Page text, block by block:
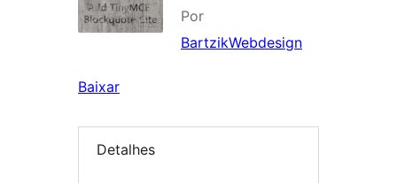
Por
BartzikWebdesign
Baixar
Detalhes